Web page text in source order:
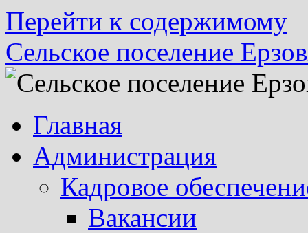
Перейти к содержимому
Сельское поселение
Главная
Администрация
Кадровое
Вакансии